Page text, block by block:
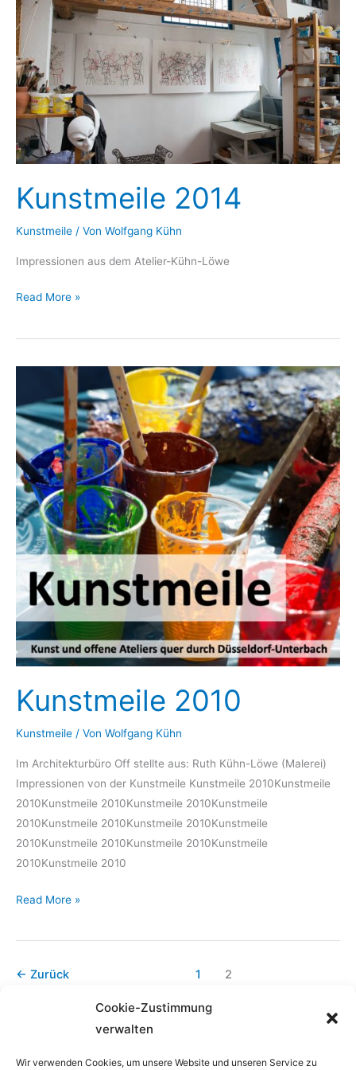
Cookie-Zustimmung
verwalten
Wir verwenden Cookies, um unsere Website und unseren Service zu
Kunstmeile 2014
Kunstmeile / Von Wolfgang Kühn
Impressionen aus dem Atelier-Kühn-Löwe
Kunstmeile
Read More »
Kunstmeile 2010
Kunstmeile / Von Wolfgang Kühn
Im Architekturbüro Off stellte aus: Ruth Kühn-Löwe (Malerei)
Impressionen von der Kunstmeile Kunstmeile 2010Kunstmeile
2010Kunstmeile 2010Kunstmeile 2010Kunstmeile
2010Kunstmeile 2010Kunstmeile 2010Kunstmeile
2010Kunstmeile 2010Kunstmeile 2010Kunstmeile
2010Kunstmeile 2010
Kunstmeile
Read More »
← Zurück 1 2